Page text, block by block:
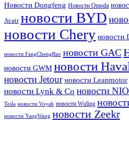
Новости Dongfeng Новости Omoda
Avatr новости BYD
новости Chery новости
новости FangChengBao новости GAC
новости GWM новости
новости Jetour новости Leapmotor
новости Lynk & Co новости NIO
Tesla новости Voyah новости Wuling
новости YangWang новости Zeekr